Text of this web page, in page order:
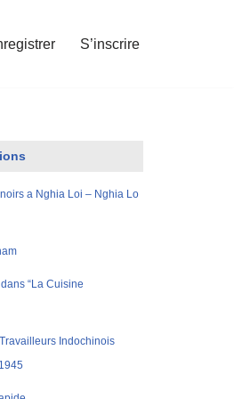
S’inscrire
a Nghia Loi – Nghia Lo
“La Cuisine
Indochinois